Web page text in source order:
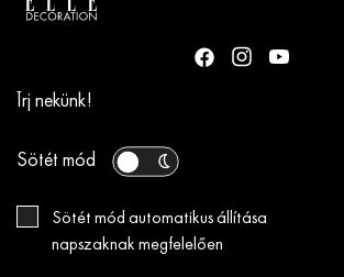
Írj nekünk!
Sötét mód
Sötét mód automatikus állítása
napszaknak megfelelően